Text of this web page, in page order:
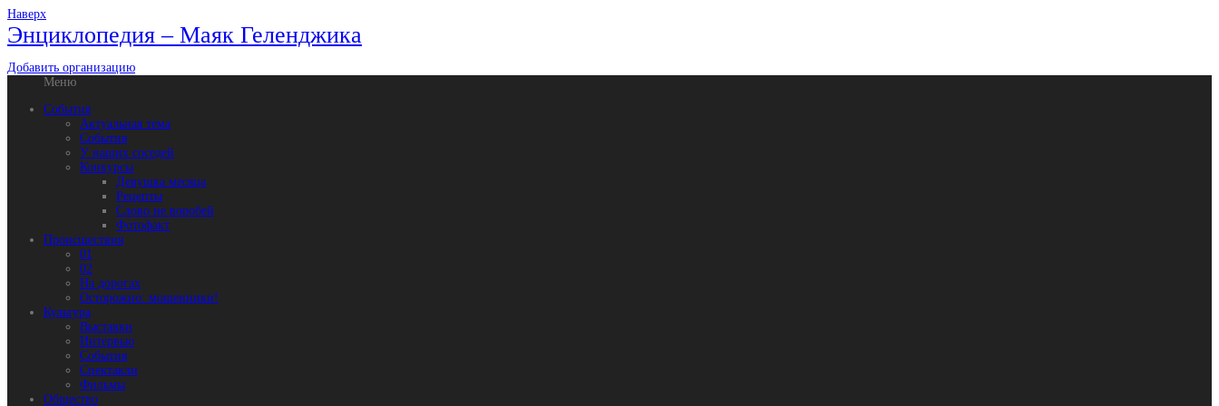
Наверх
Энциклопедия – Маяк Геленджика
Добавить организацию
Меню
События
Актуальная тема
События
У наших соседей
Конкурсы
Девушка месяца
Рецепты
Слово не воробей
Фотофакт
Происшествия
01
02
На дорогах
Осторожно: мошенники!
Культура
Выставки
Интервью
События
Спектакли
Фильмы
Общество